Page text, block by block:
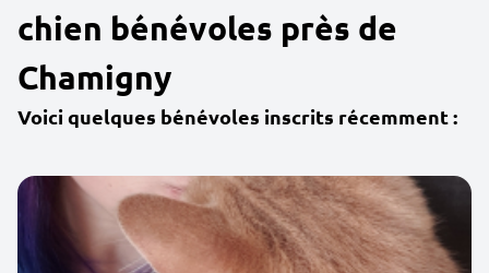
chien bénévoles près de
Chamigny
Voici quelques bénévoles inscrits récemment :